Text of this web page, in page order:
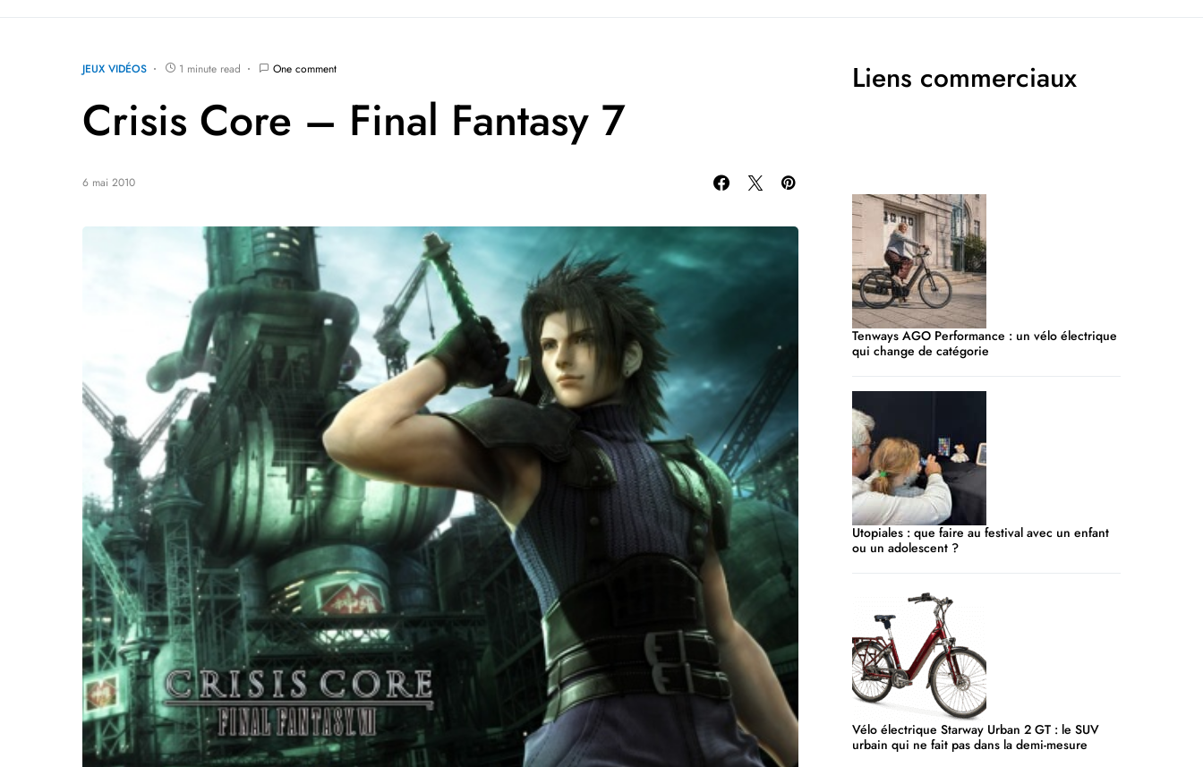
JEUX VIDÉOS 1 minute read One comment
Crisis Core – Final Fantasy 7
6 mai 2010
Liens commerciaux
Tenways AGO Performance : un vélo électrique
qui change de catégorie
Utopiales : que faire au festival avec un enfant
ou un adolescent ?
Vélo électrique Starway Urban 2 GT : le SUV
urbain qui ne fait pas dans la demi-mesure